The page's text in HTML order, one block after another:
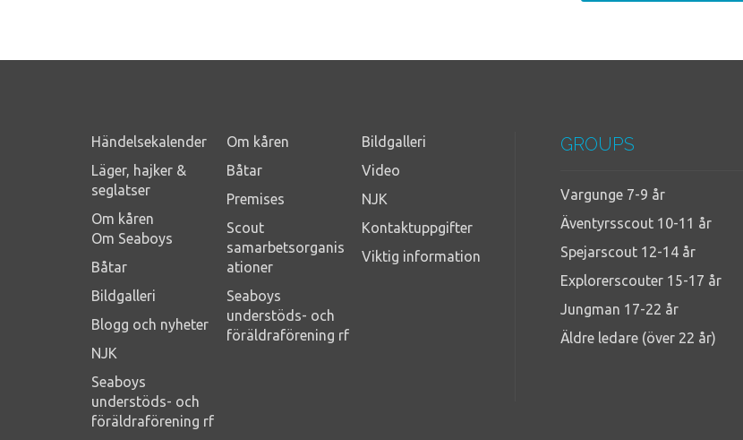
Händelsekalender
Läger, hajker &
seglatser
Om kåren
Om Seaboys
Båtar
Bildgalleri
Blogg och nyheter
NJK
Seaboys
understöds- och
föräldraförening rf
Om kåren
Båtar
Premises
Scout
samarbetsorganis
ationer
Seaboys
understöds- och
föräldraförening rf
Bildgalleri
Video
NJK
Kontaktuppgifter
Viktig information
GROUPS
Vargunge 7-9 år
Äventyrsscout 10-11 år
Spejarscout 12-14 år
Explorerscouter 15-17 år
Jungman 17-22 år
Äldre ledare (över 22 år)